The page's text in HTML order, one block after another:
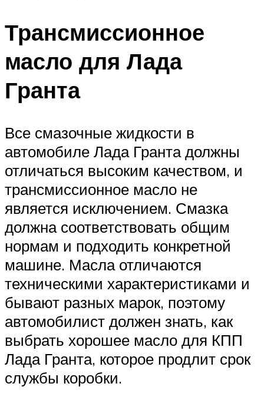
Трансмиссионное
масло для Лада
Гранта
Все смазочные жидкости в
автомобиле Лада Гранта должны
отличаться высоким качеством, и
трансмиссионное масло не
является исключением. Смазка
должна соответствовать общим
нормам и подходить конкретной
машине. Масла отличаются
техническими характеристиками и
бывают разных марок, поэтому
автомобилист должен знать, как
выбрать хорошее масло для КПП
Лада Гранта, которое продлит срок
службы коробки.